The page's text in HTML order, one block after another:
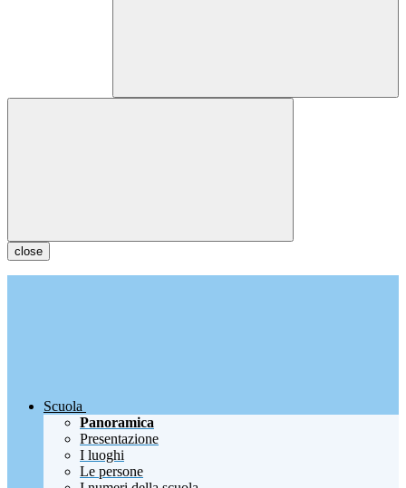
close
Scuola
Panoramica
Presentazione
I luoghi
Le persone